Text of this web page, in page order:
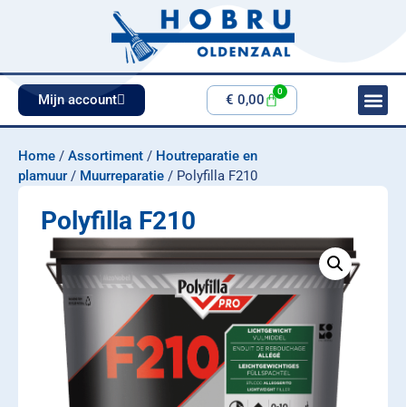
Mijn account € 0,00
0
Home / Assortiment / Houtreparatie en
plamuur / Muurreparatie / Polyfilla F210
Polyfilla F210